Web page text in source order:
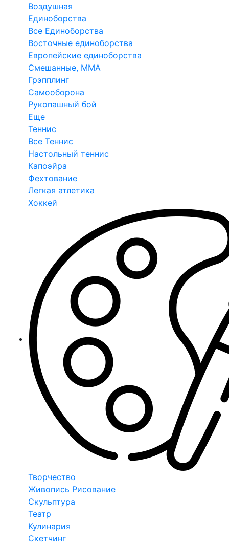
Воздушная
Единоборства
Все Единоборства
Восточные единоборства
Европейские единоборства
Смешанные, ММА
Грэпплинг
Самооборона
Рукопашный бой
Еще
Теннис
Все Теннис
Настольный теннис
Капоэйра
Фехтование
Легкая атлетика
Хоккей
Творчество
Живопись Рисование
Скульптура
Театр
Кулинария
Скетчинг